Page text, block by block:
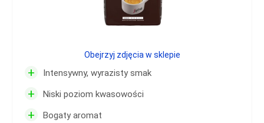
+ Intensywny, wyrazisty smak
+ Niski poziom kwasowości
+ Bogaty aromat
Obejrzyj zdjęcia w sklepie